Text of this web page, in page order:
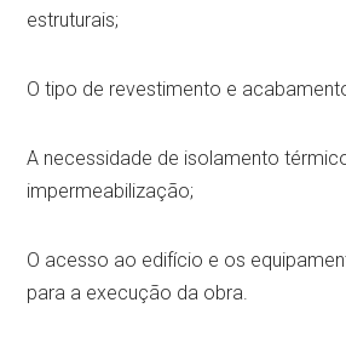
estruturais;
O tipo de revestimento e
A necessidade de isolamento
impermeabilização;
O acesso ao edifício e os
para a execução da obra.